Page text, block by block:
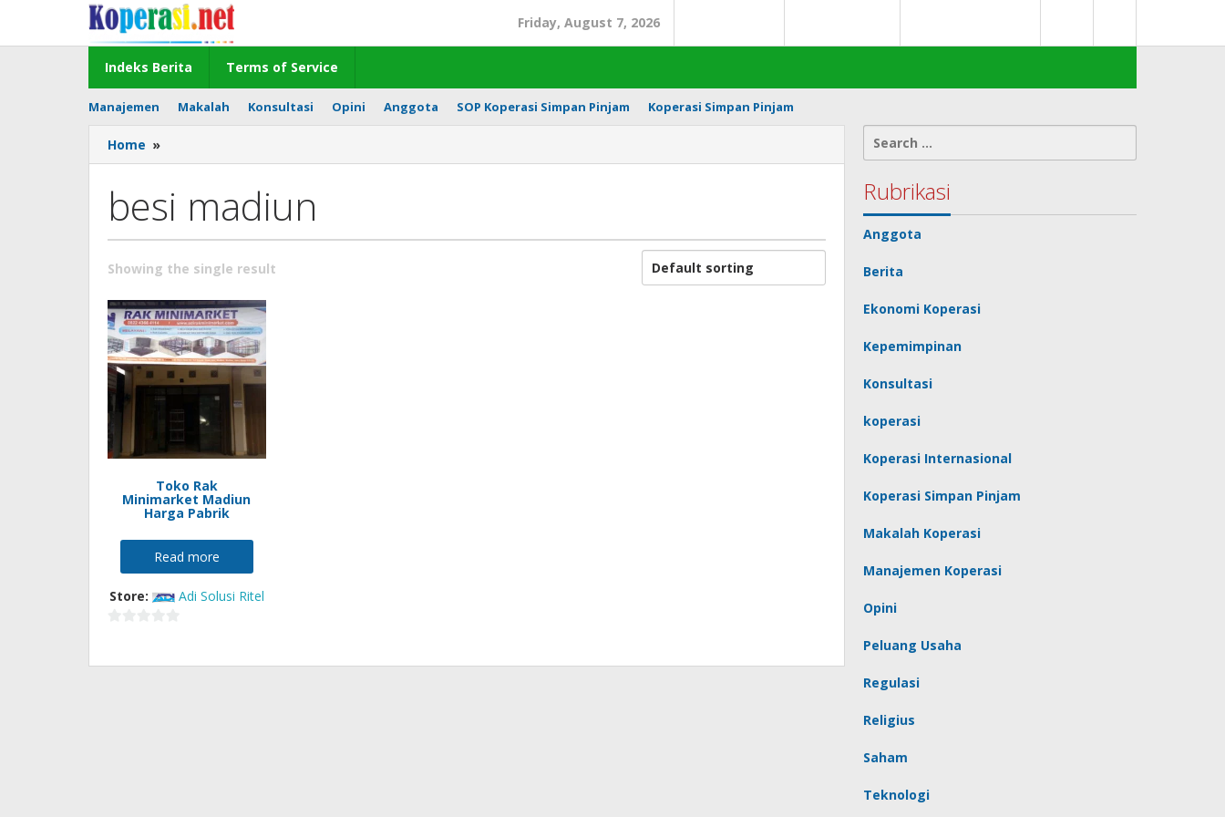
content
Friday, August 7, 2026
Indeks Berita Terms of Service
Manajemen Makalah Konsultasi Opini Anggota SOP Koperasi Simpan Pinjam Koperasi Simpan Pinjam
Home »
madiun
besi madiun
Showing the single result
Toko Rak
Minimarket Madiun
Harga Pabrik
Read more
Store: Adi Solusi Ritel
for:
Rubrikasi
Anggota
Berita
Ekonomi Koperasi
Kepemimpinan
Konsultasi
koperasi
Koperasi Internasional
Koperasi Simpan Pinjam
Makalah Koperasi
Manajemen Koperasi
Opini
Peluang Usaha
Regulasi
Religius
Saham
Teknologi